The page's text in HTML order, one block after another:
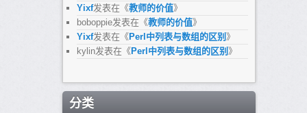
Yixf发表在《教师的价值》
boboppie发表在《教师的价值》
Yixf发表在《 Perl中列表与数组的区别 》
kylin发表在《 Perl中列表与数组的区别 》
分类